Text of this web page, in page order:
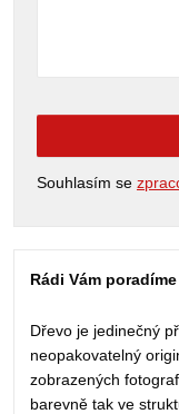
Souhlasím se
Rádi Vám poradíme
Dřevo je jedinečný
neopakovatelný
zobrazených
barevně tak ve